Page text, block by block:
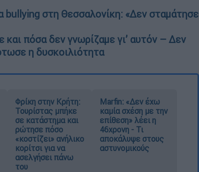
bullying στη Θεσσαλονίκη: «Δεν σταμάτησε
και πόσα δεν γνωρίζαμε γι’ αυτόν – Δεν
η δυσκοιλιότητα
Φρίκη στην Κρήτη:
Τουρίστας μπήκε
σε κατάστημα και
ρώτησε πόσο
«κοστίζει» ανήλικο
κορίτσι για να
ασελγήσει πάνω
του
Marfin: «Δεν έχω
καμία σχέση με την
επίθεση» λέει η
46χρονη - Τι
αποκάλυψε στους
αστυνομικούς